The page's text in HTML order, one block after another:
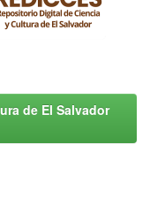
de El Salvador